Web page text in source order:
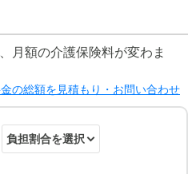
月額の介護保険料が変わま
の総額を見積もり・お問い合わせ